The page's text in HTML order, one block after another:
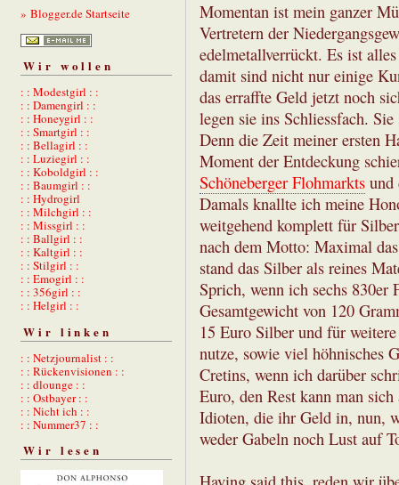
» Blogger.de Startseite
Wir wollen
: : Modestgirl : :
: : Damengirl : :
: : Honeygirl : :
: : Smartgirl : :
: : Bellagirl : :
: : Luziegirl : :
: : Koboldgirl : :
: : Baumgirl : :
: : Hydrogirl
: : Milchgirl : :
: : Missgirl : :
: : Ballgirl : :
: : Kaltgirl : :
: : Stilgirl : :
: : Emogirl : :
: : 356girl : :
: : Helgirl : :
Wir linken
: : Netzjournalist : :
: : Rückenvisionen : :
: : dlounge : :
: : Ostbayer : :
: : Nicht ich : :
: : Nummer37 : :
Wir lesen
Momentan ist mein ganzer
Vertretern der
edelmetallverrückt. Es ist
damit sind nicht nur einige
das erraffte Geld jetzt noch
legen sie ins Schliessfach.
Denn die Zeit meiner ersten
Moment der Entdeckung
Schöneberger Flohmarkts und
Damals knallte ich meine
weitgehend komplett für
nach dem Motto: Maximal
stand das Silber als reines
Sprich, wenn ich sechs 830er
Gesamtgewicht von 120
15 Euro Silber und für
nutze, sowie viel höhnisches
Cretins, wenn ich darüber
Euro, den Rest kann man
Idioten, die ihr Geld in, nun,
weder Gabeln noch Lust auf